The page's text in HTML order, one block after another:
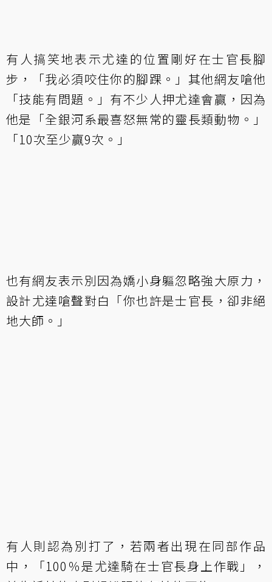
有人搞笑地表示尤達的位置剛好在士官長腳
步，「我必須咬住你的腳踝。」其他網友嗆他
「技能有問題。」有不少人押尤達會贏，因為
他是「全銀河系最喜怒無常的靈長類動物。」
「10次至少贏9次。」
也有網友表示別因為嬌小身軀忽略強大原力，
設計尤達嗆聲對白「你也許是士官長，卻非絕
地大師。」
有人則認為別打了，若兩者出現在同部作品
中，「100％是尤達騎在士官長身上作戰」，